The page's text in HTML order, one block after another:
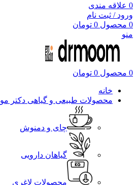
0 علاقه مندی
ورود / ثبت نام
0 محصول 0 تومان
منو
0 محصول 0 تومان
خانه
محصولات طبیعی و گیاهی دکتر
چای و دمنوش
گیاهان دارویی
محصولات لاغری